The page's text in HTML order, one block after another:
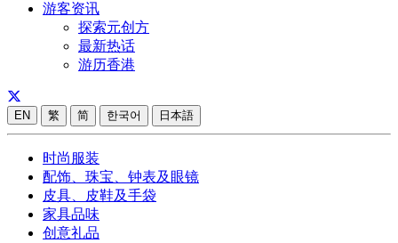
游客资讯
探索元创方
最新热话
游历香港
EN 繁 简 한국어 日本語
时尚服装
配饰、珠宝、钟表及眼镜
皮具、皮鞋及手袋
家具品味
创意礼品